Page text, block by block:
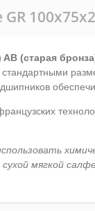
(старая
мягкой